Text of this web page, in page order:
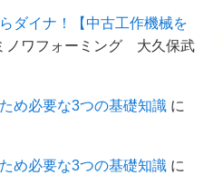
ダイナ！【中古工作機械を
ノワフォーミング 大久保武
め必要な3つの基礎知識に
め必要な3つの基礎知識に